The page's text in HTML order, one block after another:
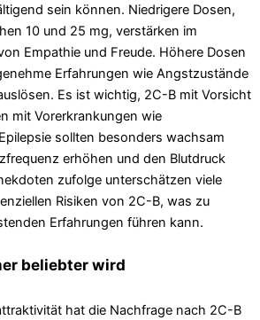
sein können. Niedrigere Dosen,
10 und 25 mg, verstärken im
Empathie und Freude. Höhere Dosen
Erfahrungen wie Angstzustände
Es ist wichtig, 2C-B mit Vorsicht
mit Vorerkrankungen wie
sollten besonders wachsam
erhöhen und den Blutdruck
zufolge unterschätzen viele
Risiken von 2C-B, was zu
Erfahrungen führen kann.
beliebter wird
hat die Nachfrage nach 2C-B